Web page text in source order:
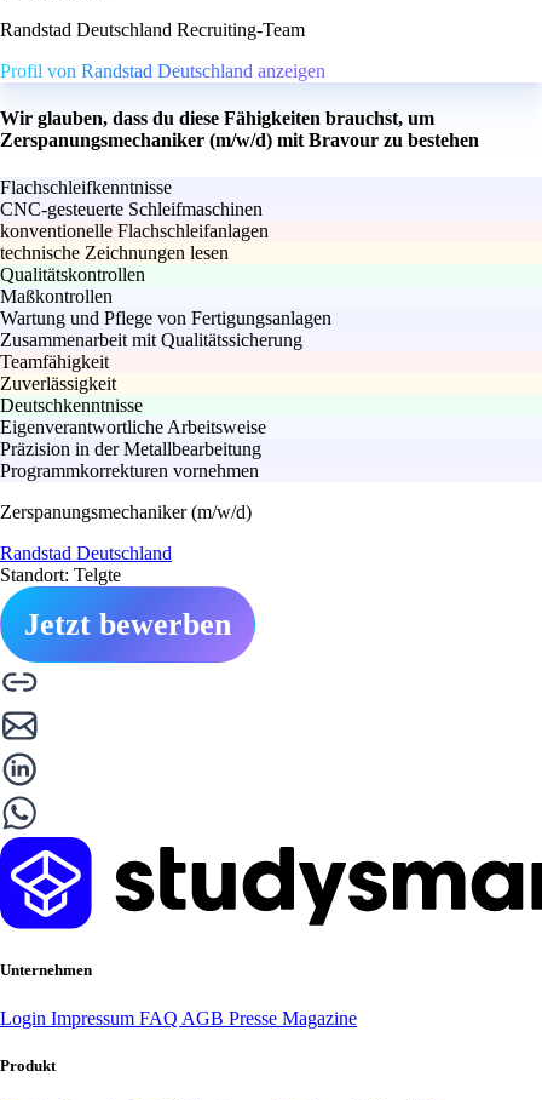
Randstad Deutschland Recruiting-Team
Profil von Randstad Deutschland anzeigen
Wir glauben, dass du diese Fähigkeiten brauchst, um
Zerspanungsmechaniker (m/w/d) mit Bravour zu bestehen
Flachschleifkenntnisse
CNC-gesteuerte Schleifmaschinen
konventionelle Flachschleifanlagen
technische Zeichnungen lesen
Qualitätskontrollen
Maßkontrollen
Wartung und Pflege von Fertigungsanlagen
Zusammenarbeit mit Qualitätssicherung
Teamfähigkeit
Zuverlässigkeit
Deutschkenntnisse
Eigenverantwortliche Arbeitsweise
Präzision in der Metallbearbeitung
Programmkorrekturen vornehmen
Zerspanungsmechaniker (m/w/d)
Randstad Deutschland
Standort: Telgte
Jetzt bewerben
Unternehmen
Login Impressum FAQ AGB Presse Magazine
Produkt